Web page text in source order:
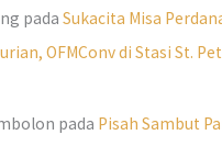
pada Sukacita Misa
OFMConv di Stasi St.
pada Pisah Sambut